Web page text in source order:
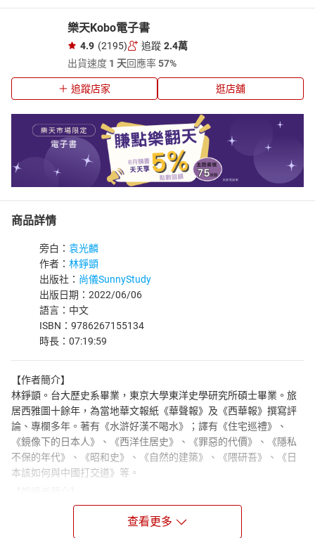
樂天Kobo電子書
4.9 (2195) 追蹤 2.4萬
出貨速度 1 天回應率57%
追蹤店家 逛店舖
商品詳情
旁白： 袁光麟
作者： 林錚顗
出版社： 尚儀SunnyStudy
出版日期：2022/06/06
語言：中文
ISBN：9786267155134
時長：07:19:59
【作者簡介】
林錚顗。台大歷史系畢業，東京大學東洋史學研究所碩士畢業。旅
居西雅圖十餘年，為當地華文報紙《華聲報》及《西華報》撰寫評
論、專欄多年。著有《水滸好漢不喝水》；譯有《住宅巡禮》、
《鏡像下的日本人》、《西洋住居史》、《罪惡的代價》、《隱私
不保的年代》、《昭和史》、《自然的建築》、《隈研吾》、《日
本該如何與中國打交道》等。
袁光麟，曾經榮獲八座廣播金鐘獎，從事幕後配音工作將近四十
年，一直為許多知名影集和角色發聲代言，期間並於多所大學院校
查看更多